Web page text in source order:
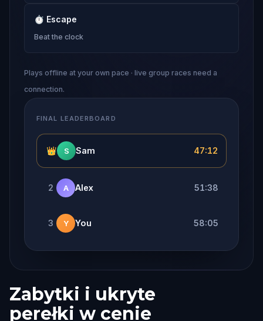
⏱ Escape
Beat the clock
Plays offline at your own pace · live group races need a
connection.
FINAL LEADERBOARD
👑 S Sam 47:12
2 A Alex 51:38
3 Y You 58:05
Zabytki i ukryte
perełki w cenie